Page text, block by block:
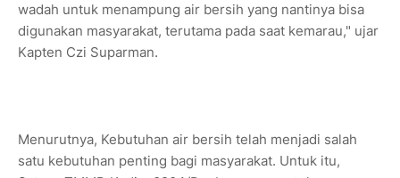
wadah untuk menampung air bersih yang nantinya bisa
digunakan masyarakat, terutama pada saat kemarau," ujar
Kapten Czi Suparman.
Menurutnya, Kebutuhan air bersih telah menjadi salah
satu kebutuhan penting bagi masyarakat. Untuk itu,